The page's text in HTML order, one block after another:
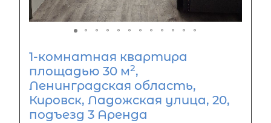
1-комнатная квартира
площадью 30 м2,
Ленинградская область,
Кировск, Ладожская улица, 20,
подъезд 3 Аренда